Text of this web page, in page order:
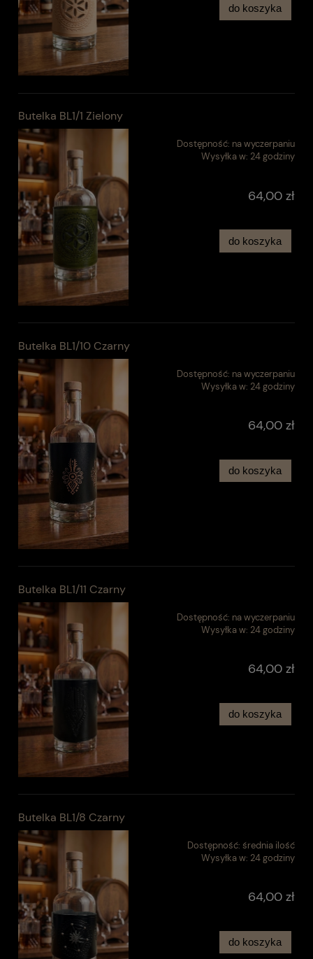
do koszyka
Butelka BL1/1 Zielony
Dostępność: na wyczerpaniu
Wysyłka w: 24 godziny
64,00 zł
do koszyka
Butelka BL1/10 Czarny
Dostępność: na wyczerpaniu
Wysyłka w: 24 godziny
64,00 zł
do koszyka
Butelka BL1/11 Czarny
Dostępność: na wyczerpaniu
Wysyłka w: 24 godziny
64,00 zł
do koszyka
Butelka BL1/8 Czarny
Dostępność: średnia ilość
Wysyłka w: 24 godziny
64,00 zł
do koszyka